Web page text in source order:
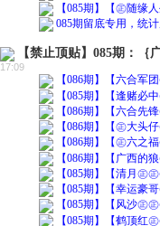
【085期】【㊣随缘
085期留底专用，统
【禁止顶贴】085期：
17:09
【086期】【六合军
【085期】【逢赌必
【086期】【六合先
【086期】【㊣大头
【086期】【㊣六之
【086期】【广西的
【085期】【清月㊣
【085期】【幸运豪
【085期】【风沙㊣
【085期】【鹤顶红